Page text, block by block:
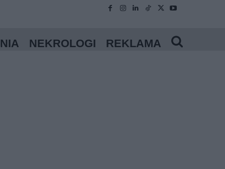
NEKROLOGI REKLAMA